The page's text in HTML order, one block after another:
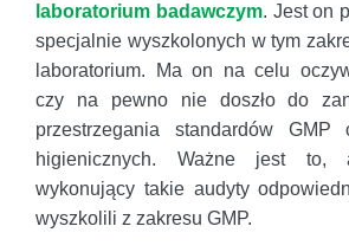
laboratorium badawczym. Jest on
specjalnie wyszkolonych w tym
laboratorium. Ma on na celu
czy na pewno nie doszło do
przestrzegania standardów
higienicznych. Ważne jest to,
wykonujący takie audyty
wyszkolili z zakresu GMP.